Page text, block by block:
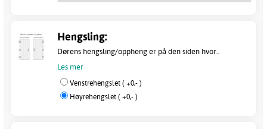
Hengsling:
Dørens hengsling/oppheng er på den siden hvor..
Les mer
Venstrehengslet ( +0,- )
Høyrehengslet ( +0,- )